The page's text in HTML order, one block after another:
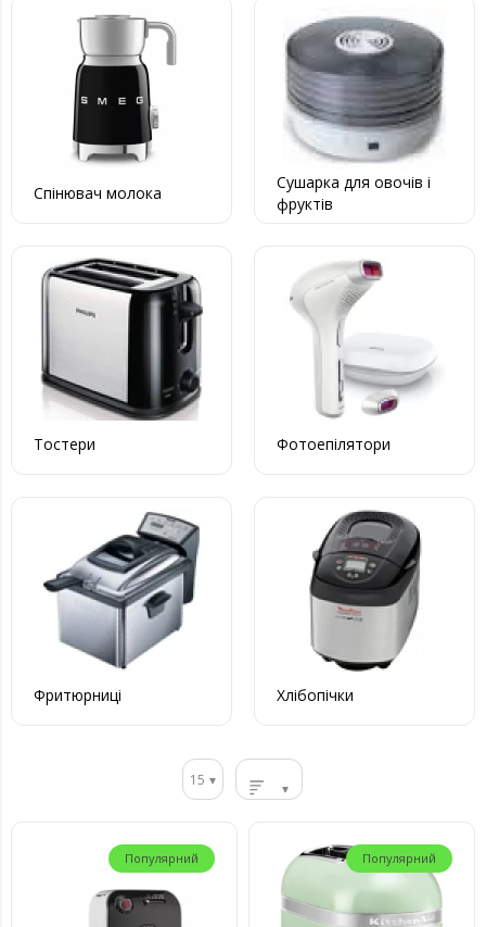
Спінювач молока
Сушарка для овочів і
фруктів
Тостери Фотоепілятори
Фритюрниці Хлібопічки
15
Популярний Популярний